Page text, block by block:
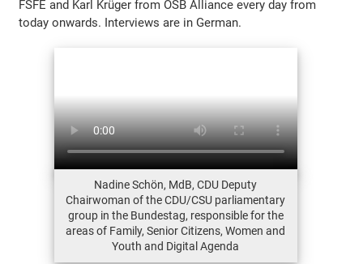
FSFE and Karl Krüger from OSB Alliance every day from
today onwards. Interviews are in German.
Nadine Schön, MdB, CDU Deputy
Chairwoman of the CDU/CSU parliamentary
group in the Bundestag, responsible for the
areas of Family, Senior Citizens, Women and
Youth and Digital Agenda